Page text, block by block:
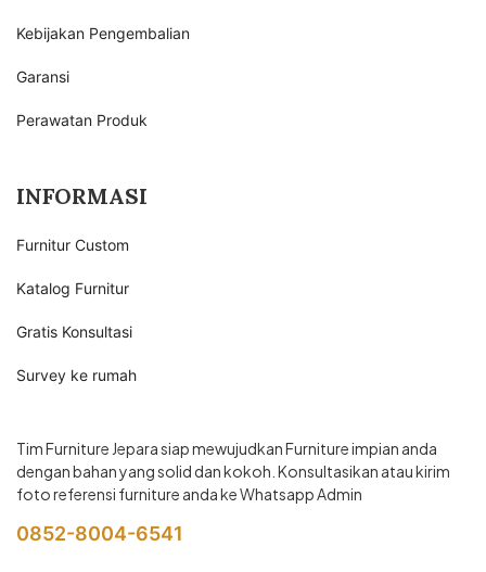
Kebijakan Pengembalian
Garansi
Perawatan Produk
INFORMASI
Furnitur Custom
Katalog Furnitur
Gratis Konsultasi
Survey ke rumah
Tim Furniture Jepara siap mewujudkan Furniture impian anda
dengan bahan yang solid dan kokoh. Konsultasikan atau kirim
foto referensi furniture anda ke Whatsapp Admin
0852-8004-6541